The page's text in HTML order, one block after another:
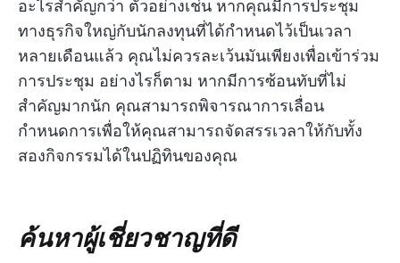
อะไรสำคัญกว่า ตัวอย่างเช่น หากคุณมีการประชุม
ทางธุรกิจใหญ่กับนักลงทุนที่ได้กำหนดไว้เป็นเวลา
หลายเดือนแล้ว คุณไม่ควรละเว้นมันเพียงเพื่อเข้าร่วม
การประชุม อย่างไรก็ตาม หากมีการซ้อนทับที่ไม่
สำคัญมากนัก คุณสามารถพิจารณาการเลื่อน
กำหนดการเพื่อให้คุณสามารถจัดสรรเวลาให้กับทั้ง
สองกิจกรรมได้ในปฏิทินของคุณ
ค้นหาผู้เชี่ยวชาญที่ดี